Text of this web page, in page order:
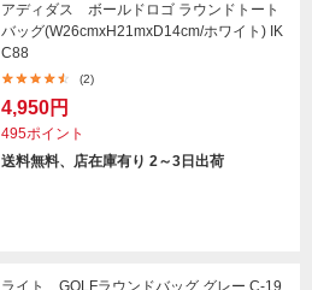
アディダス ボールドロゴ ラウンドトート
バッグ(W26cmxH21mxD14cm/ホワイト) IK
C88
(2)
4,950円
495ポイント
送料無料、店在庫有り 2～3日出荷
ライト GOLFラウンドバッグ グレー C-19